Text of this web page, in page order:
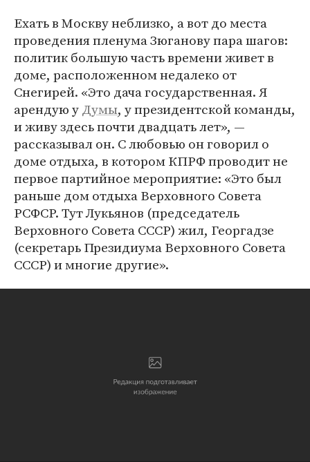
Ехать в Москву неблизко, а вот до места
проведения пленума Зюганову пара шагов:
политик большую часть времени живет в
доме, расположенном недалеко от
Снегирей. «Это дача государственная. Я
арендую уДумы, у президентской команды,
и живу здесь почти двадцать лет», —
рассказывал он. С любовью он говорил о
доме отдыха, в котором КПРФ проводит не
первое партийное мероприятие: «Это был
раньше дом отдыха Верховного Совета
РСФСР. Тут Лукьянов (председатель
Верховного Совета СССР) жил, Георгадзе
(секретарь Президиума Верховного Совета
СССР) и многие другие».